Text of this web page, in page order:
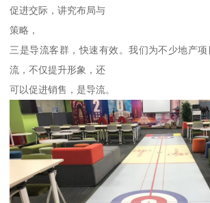
促进交际，讲究布局与
策略，
三是导流客群，快速有效。我们为不少地产
流，不仅提升形象，还
可以促进销售，是导流。